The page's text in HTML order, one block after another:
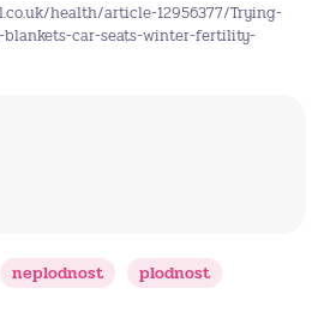
health/article-12956377/Trying-
blankets-car-seats-winter-fertility-
neplodnost plodnost